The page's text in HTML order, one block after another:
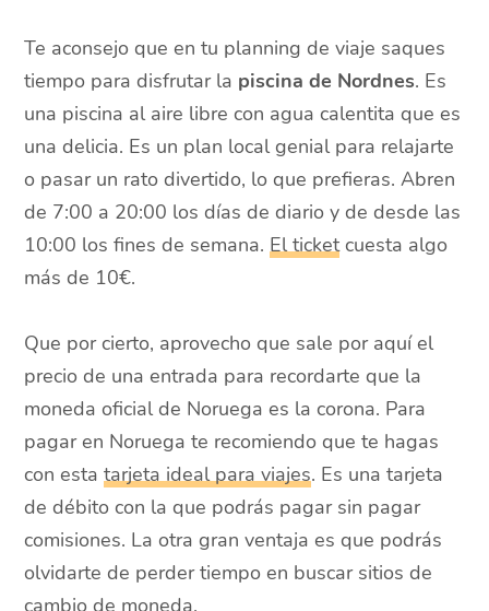
Te aconsejo que en tu planning de viaje saques
tiempo para disfrutar la piscina de Nordnes. Es
una piscina al aire libre con agua calentita que es
una delicia. Es un plan local genial para relajarte
o pasar un rato divertido, lo que prefieras. Abren
de 7:00 a 20:00 los días de diario y de desde las
10:00 los fines de semana.El ticketcuesta algo
más de 10€.
Que por cierto, aprovecho que sale por aquí el
precio de una entrada para recordarte que la
moneda oficial de Noruega es la corona. Para
pagar en Noruega te recomiendo que te hagas
con estatarjeta ideal para viajes. Es una tarjeta
de débito con la que podrás pagar sin pagar
comisiones. La otra gran ventaja es que podrás
olvidarte de perder tiempo en buscar sitios de